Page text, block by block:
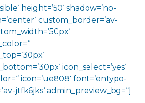
height=’50‘ shadow=’no-
custom_border=’av-
icon_select=’yes‘
icon=’ue808′ font=’entypo-
jtfk6jks‘ admin_preview_bg=“]